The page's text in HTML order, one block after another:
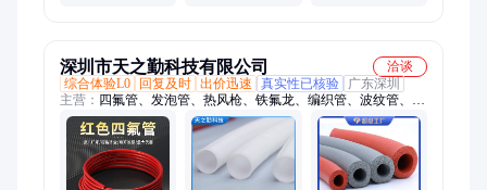
深圳市天之勤科技有限公司
洽谈
综合体验L0
回复及时 出价迅速 真实性已核验
广东深圳
主营： 四氟管、发泡管、热风枪、铁氟龙、编织管、波纹管、玻
纤管、防火管、力布线、空心管、缘套管、定温管、冷缩管、防
烫管、纤维管、热缩套、高温管、黄腊管、热缩管、pvc套管、
硅胶管、空心圆管、气泵软管、高温套管、防火套管、一键热缩